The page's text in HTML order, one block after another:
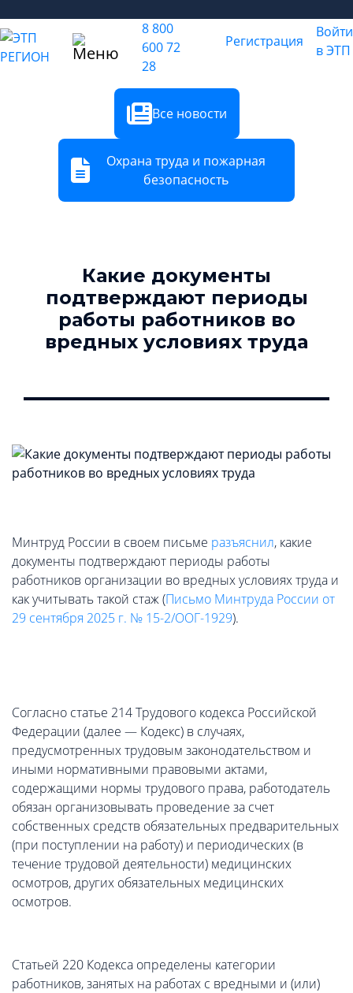
8 800
600 72
28
Регистрация
Войти
в ЭТП
Все новости
Охрана труда и пожарная
безопасность
Какие документы
подтверждают периоды
работы работников во
вредных условиях труда
Минтруд России в своем письме разъяснил, какие
документы подтверждают периоды работы
работников организации во вредных условиях труда и
как учитывать такой стаж (Письмо Минтруда России от
29 сентября 2025 г. № 15-2/ООГ-1929).
Согласно статье 214 Трудового кодекса Российской
Федерации (далее — Кодекс) в случаях,
предусмотренных трудовым законодательством и
иными нормативными правовыми актами,
содержащими нормы трудового права, работодатель
обязан организовывать проведение за счет
собственных средств обязательных предварительных
(при поступлении на работу) и периодических (в
течение трудовой деятельности) медицинских
осмотров, других обязательных медицинских
осмотров.
Статьей 220 Кодекса определены категории
работников, занятых на работах с вредными и (или)